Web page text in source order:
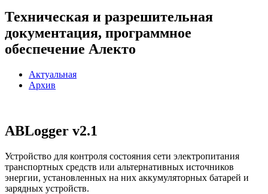
Техническая и разрешительная
документация, программное
обеспечение Алекто
Актуальная
Архив
ABLogger v2.1
Устройство для контроля состояния сети электропитания
транспортных средств или альтернативных источников
энергии, установленных на них аккумуляторных батарей и
зарядных устройств.